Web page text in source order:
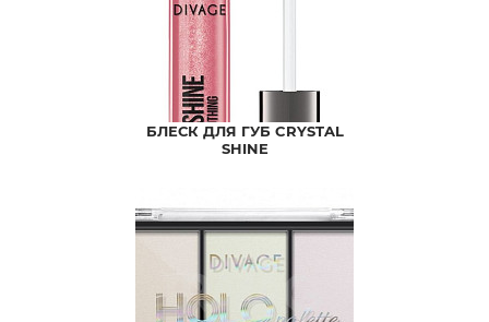
БЛЕСК ДЛЯ ГУБ CRYSTAL
SHINE